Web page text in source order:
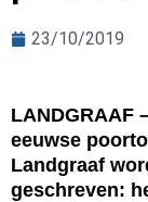
23/10/2019
LANDGRAAF
eeuwse
Landgraaf
geschreven: